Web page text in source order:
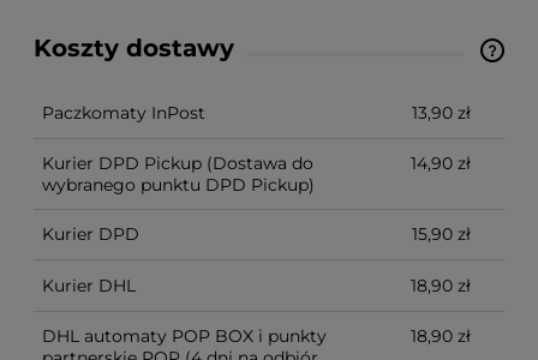
Koszty dostawy
Cena nie zawiera ewentualnych kosztów płatności
Paczkomaty InPost 13,90 zł
Kurier DPD Pickup (Dostawa do
wybranego punktu DPD Pickup)
14,90 zł
Kurier DPD 15,90 zł
Kurier DHL 18,90 zł
DHL automaty POP BOX i punkty
18,90 zł